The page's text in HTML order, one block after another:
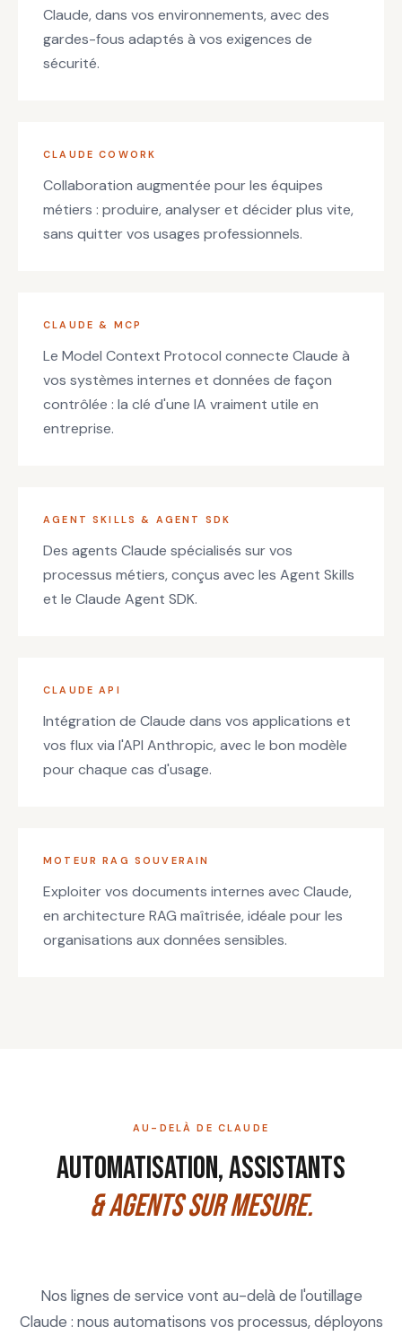
Claude, dans vos environnements, avec des
gardes-fous adaptés à vos exigences de
sécurité.
CLAUDE COWORK
Collaboration augmentée pour les équipes
métiers : produire, analyser et décider plus vite,
sans quitter vos usages professionnels.
CLAUDE & MCP
Le Model Context Protocol connecte Claude à
vos systèmes internes et données de façon
contrôlée : la clé d'une IA vraiment utile en
entreprise.
AGENT SKILLS & AGENT SDK
Des agents Claude spécialisés sur vos
processus métiers, conçus avec les Agent Skills
et le Claude Agent SDK.
CLAUDE API
Intégration de Claude dans vos applications et
vos flux via l'API Anthropic, avec le bon modèle
pour chaque cas d'usage.
MOTEUR RAG SOUVERAIN
Exploiter vos documents internes avec Claude,
en architecture RAG maîtrisée, idéale pour les
organisations aux données sensibles.
AU-DELÀ DE CLAUDE
Automatisation, assistants
& agents sur mesure.
Nos lignes de service vont au-delà de l'outillage
Claude : nous automatisons vos processus, déployons